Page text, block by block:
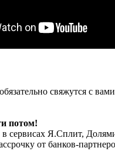
свяжутся с
потом!
сервисах Я.Сплит,
от банков-